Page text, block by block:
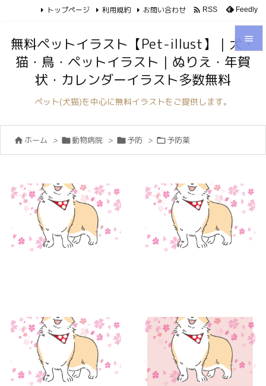




検索
トップページ 利用規約 お問い合わせ  RSS Feedly
無料ペットイラスト【Pet-illust】｜犬・
猫・鳥・ペットイラスト｜ぬりえ・年賀
状・カレンダーイラスト多数無料
ペット(犬猫)を中心に無料イラストをご提供します。
 ホーム > 動物病院 > 予防 > 予防薬